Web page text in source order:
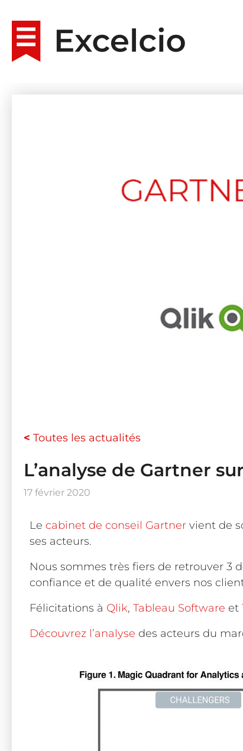
< Toutes les actualités
L’analyse de Gartner
17 février 2020
Le cabinet de conseil Gartner vient de
ses acteurs.
Nous sommes très fiers de retrouver 3
confiance et de qualité envers nos
Félicitations à Qlik, Tableau Software et
Découvrez l’analyse des acteurs du